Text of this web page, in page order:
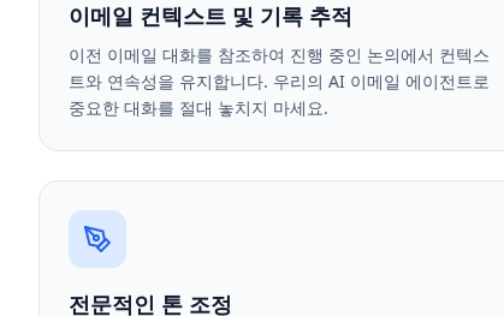
이메일 컨텍스트 및 기록 추적
이전 이메일 대화를 참조하여 진행 중인 논의에서 컨텍스
트와 연속성을 유지합니다. 우리의 AI 이메일 에이전트로
중요한 대화를 절대 놓치지 마세요.
전문적인 톤 조정